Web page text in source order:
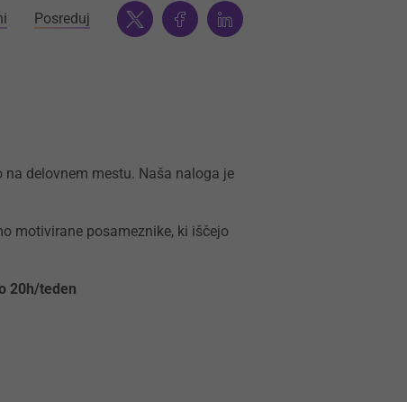
Posreduj
TwitterFacebookLinkedin
delovnem mestu. Naša naloga je
motivirane posameznike, ki iščejo
20h/teden